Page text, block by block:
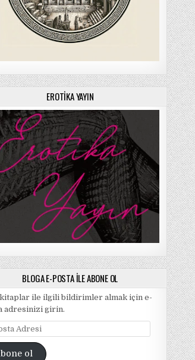
EROTIKA YAYIN
BLOGA E-POSTA ILE ABONE OL
ile ilgili bildirimler almak için e-
adresinizi girin.
ol